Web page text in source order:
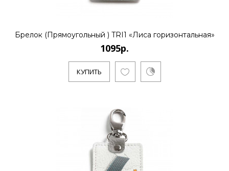
Брелок (Прямоугольный ) TRI1 «Лиса горизонтальная»
1095р.
КУПИТЬ